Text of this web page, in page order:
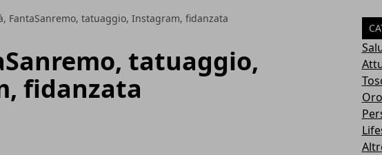
FantaSanremo, tatuaggio, Instagram, fidanzata
tatuaggio,
fidanzata